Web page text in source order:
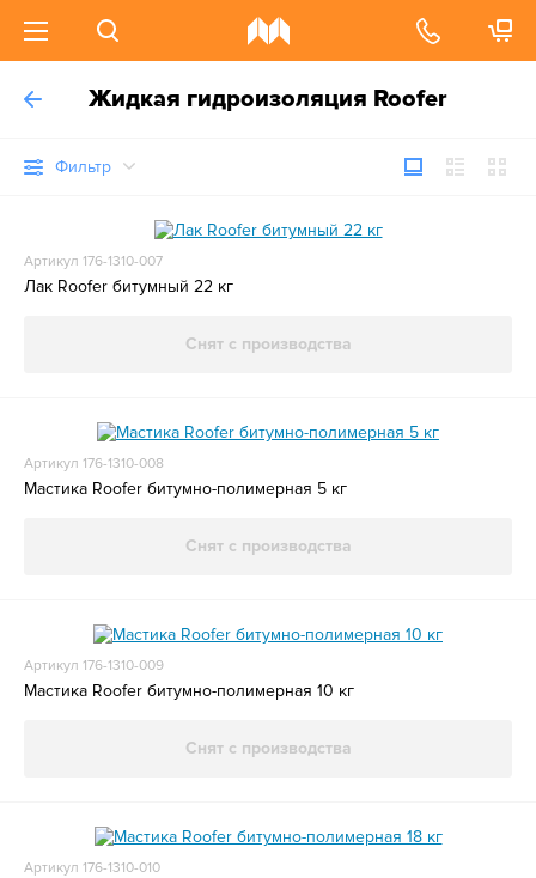
Жидкая гидроизоляция Roofer
Фильтр
Артикул 176-1310-007
Лак Roofer битумный 22 кг
Снят с производства
Артикул 176-1310-008
Мастика Roofer битумно-полимерная 5 кг
Снят с производства
Артикул 176-1310-009
Мастика Roofer битумно-полимерная 10 кг
Снят с производства
Артикул 176-1310-010